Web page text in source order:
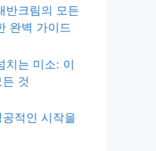
반크림의 모든
완벽 가이드
치는 미소: 이
것
적인 시작을